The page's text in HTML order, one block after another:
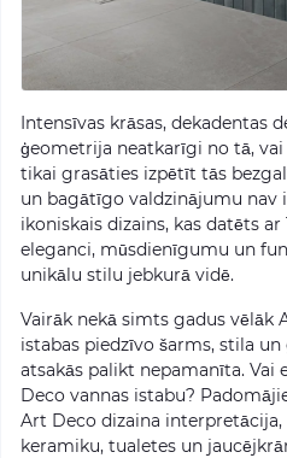
Intensīvas krāsas, dekadentas
ģeometrija neatkarīgi no tā,
tikai grasāties izpētīt tās
un bagātīgo valdzinājumu nav
ikoniskais dizains, kas datēts
eleganci, mūsdienīgumu un
unikālu stilu jebkurā vidē.
Vairāk nekā simts gadus vēlāk
istabas piedzīvo šarms, stila un
atsakās palikt nepamanīta. Vai
Deco vannas istabu?
Art Deco dizaina
keramiku, tualetes un